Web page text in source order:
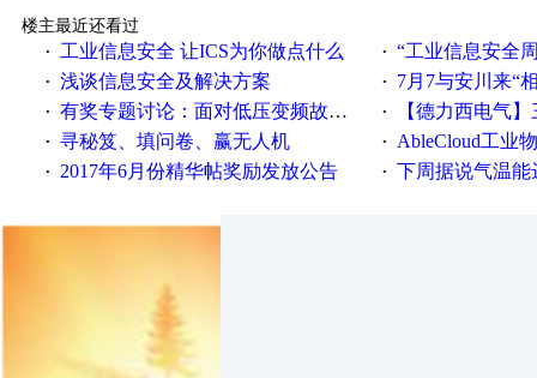
楼主最近还看过
·
工业信息安全 让ICS为你做点什么 · “工业信息安全周之我见”
· 浅谈信息安全及解决方案 · 7月7与安川来“
· 有奖专题讨论：面对低压变频故障，老手是这样解决的！ · 【德力西电气】三
· 寻秘笈、填问卷、赢无人机 · AbleCloud工业物联
· 2017年6月份精华帖奖励发放公告 · 下周据说气温能